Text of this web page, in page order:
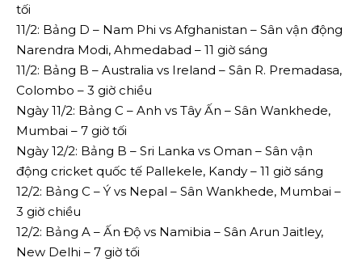
tối
11/2: Bảng D – Nam Phi vs Afghanistan – Sân vận động
Narendra Modi, Ahmedabad – 11 giờ sáng
11/2: Bảng B – Australia vs Ireland – Sân R. Premadasa,
Colombo – 3 giờ chiều
Ngày 11/2: Bảng C – Anh vs Tây Ấn – Sân Wankhede,
Mumbai – 7 giờ tối
Ngày 12/2: Bảng B – Sri Lanka vs Oman – Sân vận
động cricket quốc tế Pallekele, Kandy – 11 giờ sáng
12/2: Bảng C – Ý vs Nepal – Sân Wankhede, Mumbai –
3 giờ chiều
12/2: Bảng A – Ấn Độ vs Namibia – Sân Arun Jaitley,
New Delhi – 7 giờ tối